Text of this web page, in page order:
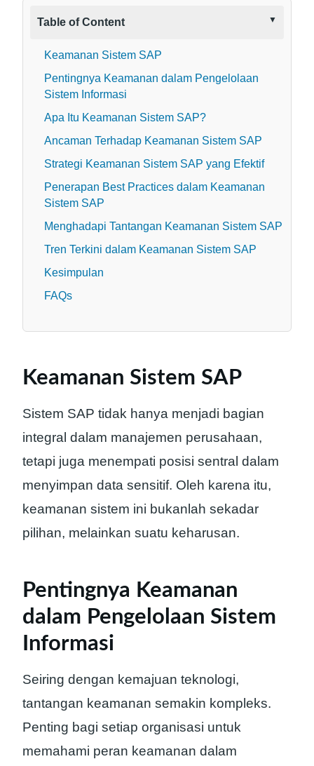
Table of Content
Keamanan Sistem SAP
Pentingnya Keamanan dalam Pengelolaan
Sistem Informasi
Apa Itu Keamanan Sistem SAP?
Ancaman Terhadap Keamanan Sistem SAP
Strategi Keamanan Sistem SAP yang Efektif
Penerapan Best Practices dalam Keamanan
Sistem SAP
Menghadapi Tantangan Keamanan Sistem SAP
Tren Terkini dalam Keamanan Sistem SAP
Kesimpulan
FAQs
Keamanan Sistem SAP
Sistem SAP tidak hanya menjadi bagian
integral dalam manajemen perusahaan,
tetapi juga menempati posisi sentral dalam
menyimpan data sensitif. Oleh karena itu,
keamanan sistem ini bukanlah sekadar
pilihan, melainkan suatu keharusan.
Pentingnya Keamanan
dalam Pengelolaan Sistem
Informasi
Seiring dengan kemajuan teknologi,
tantangan keamanan semakin kompleks.
Penting bagi setiap organisasi untuk
memahami peran keamanan dalam